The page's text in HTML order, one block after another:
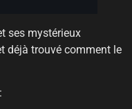
ses mystérieux
déjà trouvé comment le